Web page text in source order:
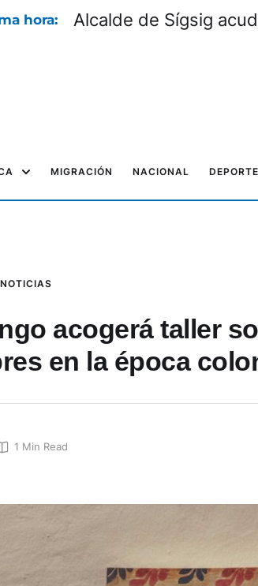
hora: Alcalde de Sígsig
MIGRACIÓN NACIONAL
acogerá taller
en la época
1 Min Read